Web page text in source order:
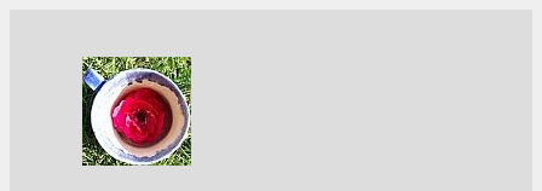
springen